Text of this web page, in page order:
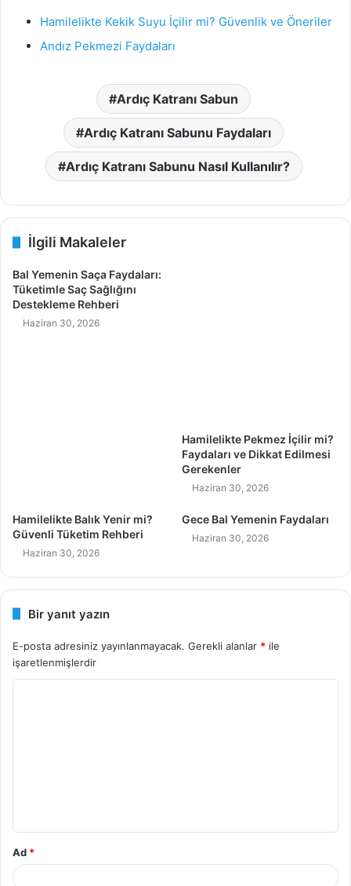
Hamilelikte Kekik Suyu İçilir mi? Güvenlik ve Öneriler
Andız Pekmezi Faydaları
Ardıç Katranı Sabun
Ardıç Katranı Sabunu Faydaları
Ardıç Katranı Sabunu Nasıl Kullanılır?
İlgili Makaleler
Bal Yemenin Saça Faydaları:
Tüketimle Saç Sağlığını
Destekleme Rehberi
Haziran 30, 2026
Hamilelikte Pekmez İçilir mi?
Faydaları ve Dikkat Edilmesi
Gerekenler
Haziran 30, 2026
Hamilelikte Balık Yenir mi?
Güvenli Tüketim Rehberi
Haziran 30, 2026
Gece Bal Yemenin Faydaları
Haziran 30, 2026
Bir yanıt yazın
E-posta adresiniz yayınlanmayacak. Gerekli alanlar * ile
işaretlenmişlerdir
Ad *